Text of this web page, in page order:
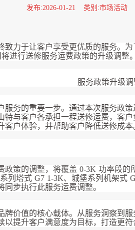
发布:2026-01-21 类别:市场活
致力于让客户享受更优质的服务。
进行送修服务运费政策的升级调整。
服务政策升级
服务的重要一步。通过本次服务政
特与客户各承担一程送修运费，客
户体验，并帮助客户降低送修成本
策的调整，将覆盖 0-3K 功率段的
系列塔式 G7 1-3K、城堡系列机架
步执行此服务运费调整。
牌价值的核心载体。从服务洞察到
提升客户满意度为目标，打造更符